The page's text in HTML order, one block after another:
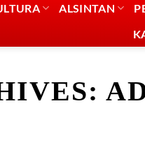
ALSINTAN